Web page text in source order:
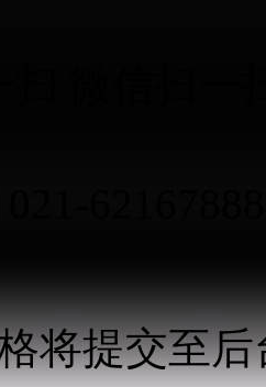
将提交至